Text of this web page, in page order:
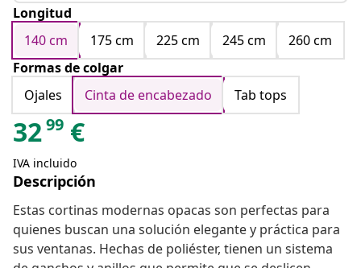
Longitud
140 cm
175 cm 225 cm 245 cm
260 cm
Formas de colgar
Ojales
Cinta de encabezado Tab tops
3299 €
IVA incluido
Descripción
Estas cortinas modernas opacas son perfectas para
quienes buscan una solución elegante y práctica para
sus ventanas. Hechas de poliéster, tienen un sistema